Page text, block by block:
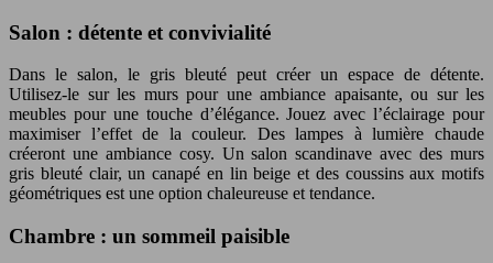
Salon : détente et convivialité
Dans le salon, le gris bleuté peut créer un espace de détente.
Utilisez-le sur les murs pour une ambiance apaisante, ou sur les
meubles pour une touche d’élégance. Jouez avec l’éclairage pour
maximiser l’effet de la couleur. Des lampes à lumière chaude
créeront une ambiance cosy. Un salon scandinave avec des murs
gris bleuté clair, un canapé en lin beige et des coussins aux motifs
géométriques est une option chaleureuse et tendance.
Chambre : un sommeil paisible